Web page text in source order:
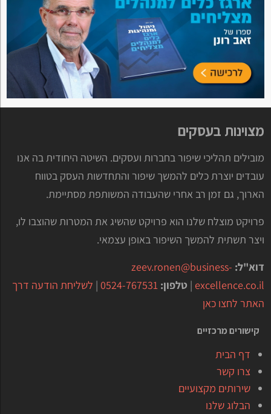
מצוינות בעסקים
מובילים תהליכי שיפור בחברות ועסקים. השיטה היחודית בה אנו
עובדים יוצרת כלים להמשך שיפור והתחדשות העסק בטווח
הארוך, גם זמן רב אחרי שהעבודה המשותפת מסתיימת.
פרויקט מוצלח שלנו הוא פרויקט שהשיג את המטרות שהוצבו לו,
ויצר תשתית להמשך השיפור באופן עצמאי.
דוא"ל: zeev.ronen@business-
excellence.co.il
| טלפון: 0524-767531
| לשליחת הודעה דרך
האתר לחצו כאן
קישורים מרכזיים
דף הבית
צרו קשר
שירותים מקצועיים
הבלוג שלנו